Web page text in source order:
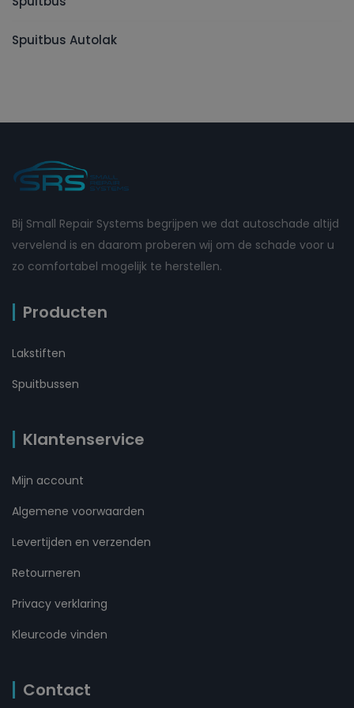
Spuitbus Autolak
Bij Small Repair Systems begrijpen we dat autoschade altijd
vervelend is en daarom proberen wij om de schade voor u
zo comfortabel mogelijk te herstellen.
Producten
Lakstiften
Spuitbussen
Klantenservice
Mijn account
Algemene voorwaarden
Levertijden en verzenden
Retourneren
Privacy verklaring
Kleurcode vinden
Contact